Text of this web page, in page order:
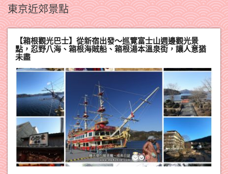
東京近郊景點
【箱根觀光巴士】從新宿出發～巡覽富士山週邊觀光景
點，忍野八海、箱根海賊船、箱根湯本溫泉街，讓人意猶
未盡